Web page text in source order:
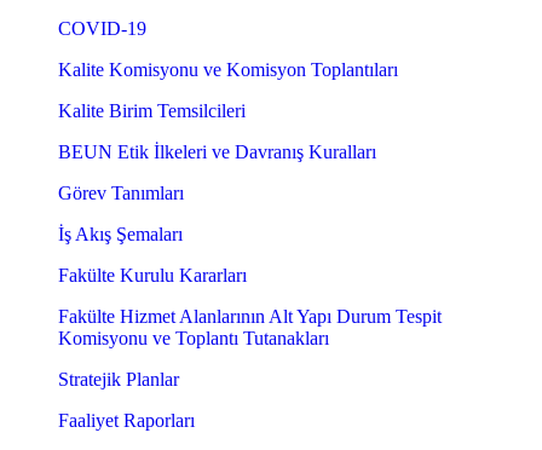
COVID-19
Kalite Komisyonu ve Komisyon Toplantıları
Kalite Birim Temsilcileri
BEUN Etik İlkeleri ve Davranış Kuralları
Görev Tanımları
İş Akış Şemaları
Fakülte Kurulu Kararları
Fakülte Hizmet Alanlarının Alt Yapı Durum Tespit
Komisyonu ve Toplantı Tutanakları
Stratejik Planlar
Faaliyet Raporları